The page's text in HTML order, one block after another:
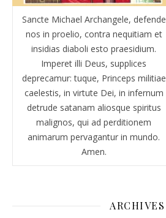
Sancte Michael Archangele, defende
nos in proelio, contra nequitiam et
insidias diaboli esto praesidium.
Imperet illi Deus, supplices
deprecamur: tuque, Princeps militiae
caelestis, in virtute Dei, in infernum
detrude satanam aliosque spiritus
malignos, qui ad perditionem
animarum pervagantur in mundo.
Amen.
ARCHIVES